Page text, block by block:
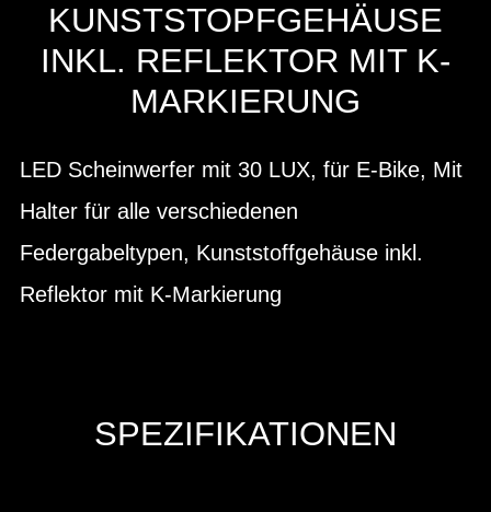
KUNSTSTOPFGEHÄUSE
INKL. REFLEKTOR MIT K-
MARKIERUNG
LED Scheinwerfer mit 30 LUX, für E-Bike, Mit
Halter für alle verschiedenen
Federgabeltypen, Kunststoffgehäuse inkl.
Reflektor mit K-Markierung
SPEZIFIKATIONEN